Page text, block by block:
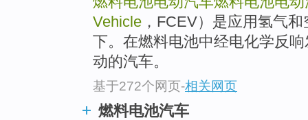
Vehicle ，FCEV）是应用氢气
下。在燃料电池中经电化学反
动的汽车。
基于272个网页-相关网页
燃料电池汽车